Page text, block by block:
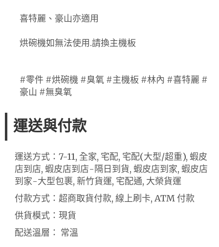
喜特麗、豪山亦適用
烘碗機如無法使用.請換主機板
#零件 #烘碗機 #臭氧 #主機板 #林內 #喜特麗 #
豪山 #無臭氧
運送與付款
運送方式：7-11, 全家, 宅配, 宅配(大型/超重), 蝦皮
店到店, 蝦皮店到店-隔日到貨, 蝦皮店到家, 蝦皮店
到家-大型包裹, 新竹貨運, 宅配通, 大榮貨運
付款方式：超商取貨付款, 線上刷卡, ATM 付款
供貨模式：現貨
配送溫層： 常溫